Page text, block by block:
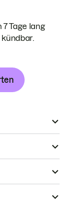
Tage lang